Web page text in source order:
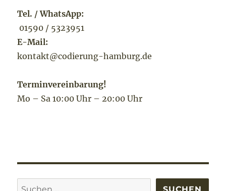
Tel. / WhatsApp:
01590 / 5323951
E-Mail:
kontakt@codierung-hamburg.de
Terminvereinbarung!
Mo – Sa 10:00 Uhr – 20:00 Uhr
Suchen